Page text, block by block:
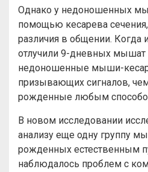
Однако у недоношенных
помощью кесарева
различия в общении. Когда
отлучили 9-дневных мышат
недоношенные мыши-
призывающих сигналов,
рожденные любым
В новом исследовании
анализу еще одну группу
рожденных естественным
наблюдалось проблем с